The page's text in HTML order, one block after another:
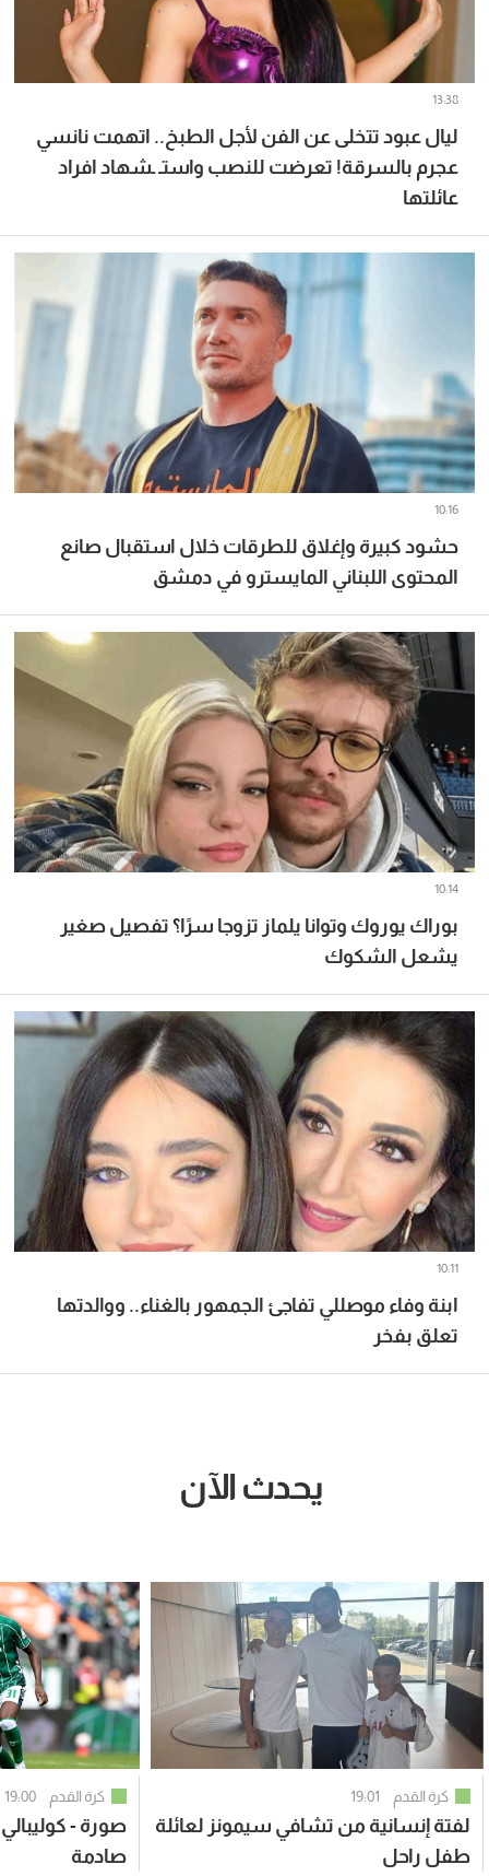
ليال عبود تتخلى عن الفن لأجل الطبخ.. اتهمت نانسي
عجرم بالسرقة! تعرضت للنصب واستـ ـشهاد افراد
عائلتها
13:38
حشود كبيرة وإغلاق للطرقات خلال استقبال صانع
المحتوى اللبناني المايسترو في دمشق
10:16
بوراك يوروك وتوانا يلماز تزوجا سرًا؟ تفصيل صغير
يشعل الشكوك
10:14
ابنة وفاء موصللي تفاجئ الجمهور بالغناء.. ووالدتها
تعلق بفخر
10:11
يحدث الآن
كرة القدم 19:01
لفتة إنسانية من تشافي سيمونز لعائلة
طفل راحل
كرة القدم 19:00
صورة -
صادمة